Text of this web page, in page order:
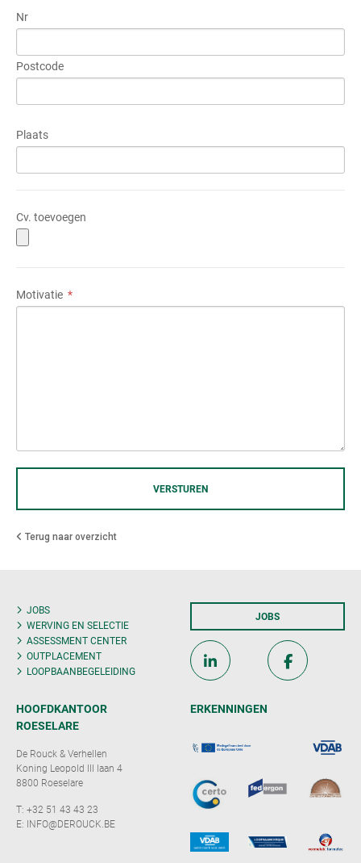
Nr
Postcode
Plaats
Cv. toevoegen
Motivatie
VERSTUREN
Terug naar overzicht
JOBS
WERVING EN SELECTIE
ASSESSMENT CENTER
OUTPLACEMENT
LOOPBAANBEGELEIDING
JOBS
HOOFDKANTOOR
ROESELARE
De Rouck & Verhellen
Koning Leopold III laan 4
8800 Roeselare
T: +32 51 43 43 23
E: INFO@DEROUCK.BE
ERKENNINGEN